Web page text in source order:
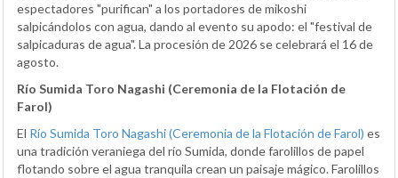
espectadores "purifican" a los portadores de mikoshi
salpicándolos con agua, dando al evento su apodo: el "festival de
salpicaduras de agua". La procesión de 2026 se celebrará el 16 de
agosto.
Río Sumida Toro Nagashi (Ceremonia de la Flotación de
Farol)
El Río Sumida Toro Nagashi (Ceremonia de la Flotación de Farol) es
una tradición veraniega del río Sumida, donde farolillos de papel
flotando sobre el agua tranquila crean un paisaje mágico. Farolillos